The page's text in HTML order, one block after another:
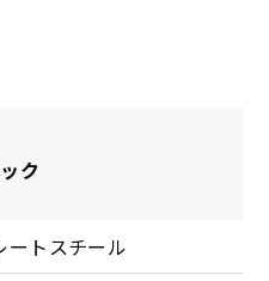
ク
ートスチール